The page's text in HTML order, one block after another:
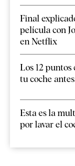
Final
película con
en Netflix
Los 12 puntos
tu coche
Esta es la
por lavar el